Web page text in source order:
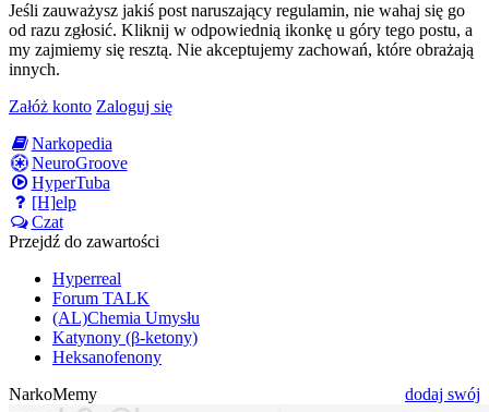
Jeśli zauważysz jakiś post naruszający regulamin, nie wahaj się go
od razu zgłosić. Kliknij w odpowiednią ikonkę u góry tego postu, a
my zajmiemy się resztą. Nie akceptujemy zachowań, które obrażają
innych.
Załóż konto Zaloguj się
Narkopedia
NeuroGroove
HyperTuba
[H]elp
Czat
Przejdź do zawartości
Hyperreal
Forum TALK
(AL)Chemia Umysłu
Katynony (β-ketony)
Heksanofenony
NarkoMemy
dodaj swój